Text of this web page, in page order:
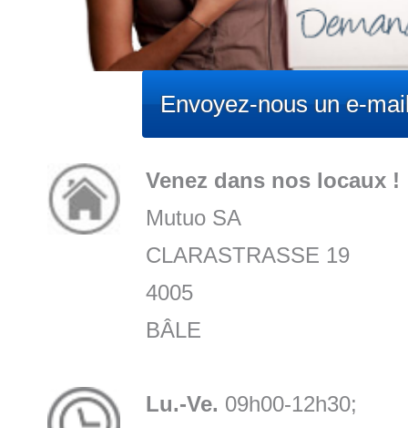
Envoyez-nous un e-
Venez dans nos locaux !
Mutuo SA
CLARASTRASSE 19
4005
BÂLE
Lu.-Ve. 09h00-12h30;